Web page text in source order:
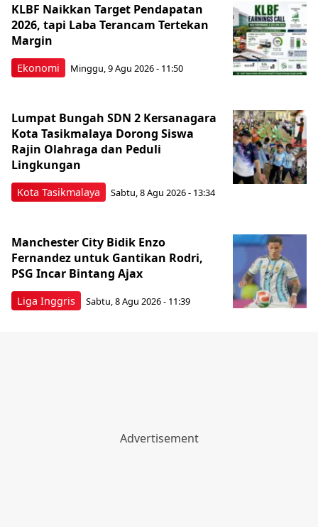
Ekonomi
KLBF Naikkan Target Pendapatan
2026, tapi Laba Terancam Tertekan
Margin
Minggu, 9 Agu 2026 - 11:50
Kota Tasikmalaya
Lumpat Bungah SDN 2 Kersanagara
Kota Tasikmalaya Dorong Siswa
Rajin Olahraga dan Peduli
Lingkungan
Sabtu, 8 Agu 2026 - 13:34
Liga Inggris
Manchester City Bidik Enzo
Fernandez untuk Gantikan Rodri,
PSG Incar Bintang Ajax
Sabtu, 8 Agu 2026 - 11:39